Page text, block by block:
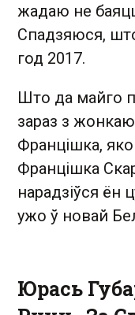
жадаю не
Спадзяюся,
год 2017.
Што да майго
зараз з
Францішка,
Францішка
нарадзіўся ён
ужо ў новай
Юрась